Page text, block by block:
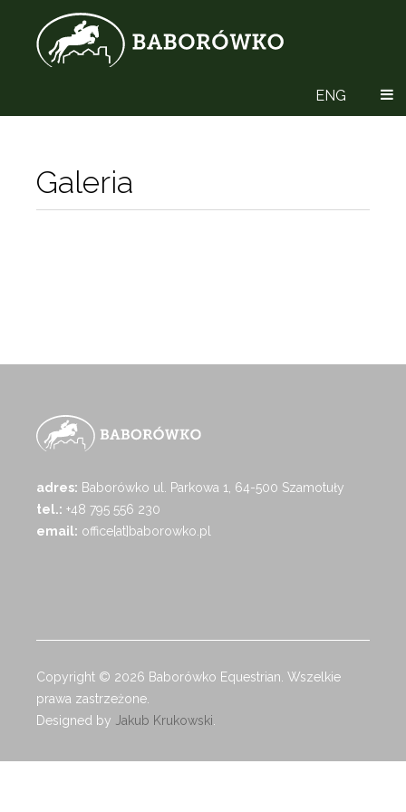
ENG
Galeria
adres: Baborówko ul. Parkowa 1, 64-500 Szamotuły
tel.: +48 795 556 230
email: office[at]baborowko.pl
Copyright © 2026 Baborówko Equestrian. Wszelkie
prawa zastrzeżone.
Designed by Jakub Krukowski